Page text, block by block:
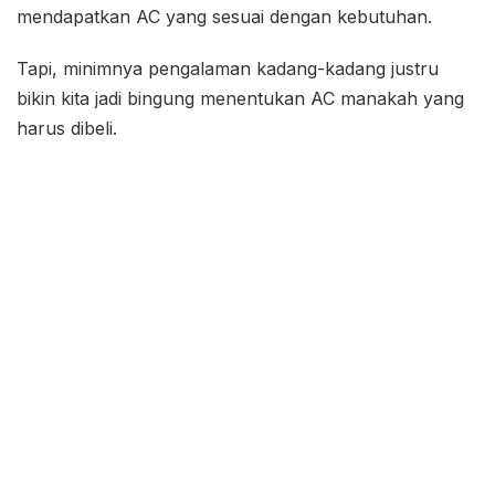
mendapatkan AC yang sesuai dengan kebutuhan.
Tapi, minimnya pengalaman kadang-kadang justru
bikin kita jadi bingung menentukan AC manakah yang
harus dibeli.